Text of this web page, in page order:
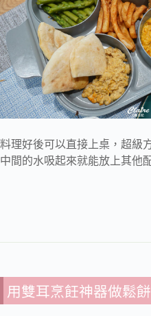
料理好後可以直接上桌，超級
中間的水吸起來就能放上其他
用雙耳烹飪神器做鬆餅